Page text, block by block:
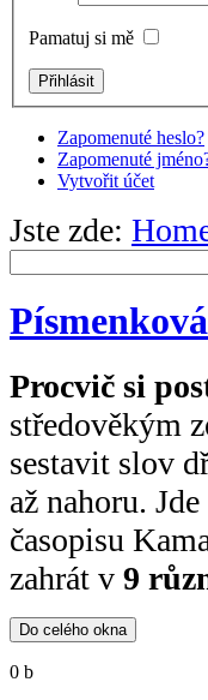
Pamatuj si mě
Zapomenuté heslo?
Zapomenuté
Vytvořit účet
Jste zde:
Procvič si
středověkým
sestavit slov
až nahoru.
časopisu
zahrát v 9
Do celého okna
0 b